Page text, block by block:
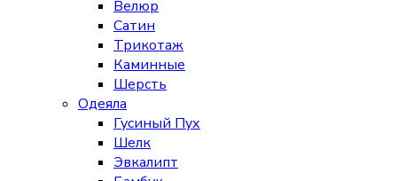
Велюр
Сатин
Трикотаж
Каминные
Шерсть
Одеяла
Гусиный Пух
Шелк
Эвкалипт